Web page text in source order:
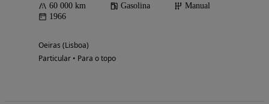
60 000 km Gasolina
Manual
1966
Oeiras (Lisboa)
Particular • Para o topo